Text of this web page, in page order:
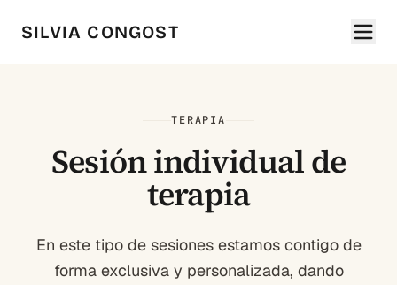
SILVIA CONGOST
TERAPIA
Sesión individual de
terapia
En este tipo de sesiones estamos contigo de
forma exclusiva y personalizada, dando